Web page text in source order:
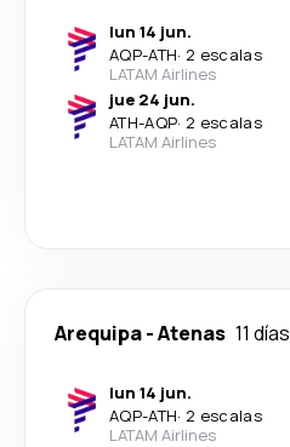
lun 14 jun.
AQP-ATH· 2 escalas
LATAM Airlines
jue 24 jun.
ATH-AQP· 2 escalas
LATAM Airlines
Arequipa-Atenas 11 días
lun 14 jun.
AQP-ATH· 2 escalas
LATAM Airlines